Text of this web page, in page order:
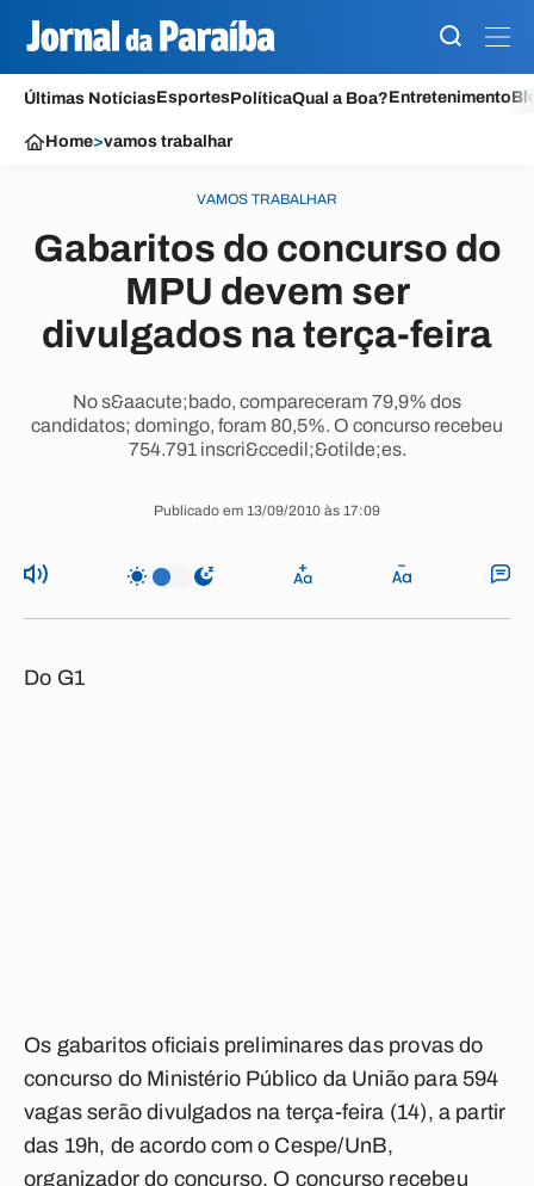
Últimas NotíciasEsportesPolíticaQual a Boa?Entretenimento
Home>vamos trabalhar
VAMOS TRABALHAR
Gabaritos do concurso do
MPU devem ser
divulgados na terça-feira
No s&aacute;bado, compareceram 79,9% dos
candidatos; domingo, foram 80,5%. O concurso recebeu
754.791 inscri&ccedil;&otilde;es.
Publicado em 13/09/2010 às 17:09
Do G1
Os gabaritos oficiais preliminares das provas do
concurso do Ministério Público da União para 594
vagas serão divulgados na terça-feira (14), a partir
das 19h, de acordo com o Cespe/UnB,
organizador do concurso. O concurso recebeu